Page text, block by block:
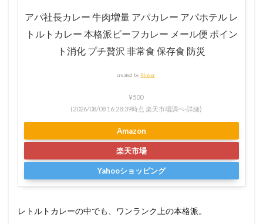
アパ社長カレー 牛肉増量 アパカレー アパホテル レ
トルトカレー 本格派ビーフカレー メール便 ポイン
ト消化 プチ贅沢 非常食 保存食 防災
created by Rinker
¥500
(2026/08/08 16:28:39時点 楽天市場調べ-詳細)
Amazon
楽天市場
Yahooショッピング
レトルトカレーの中でも、ワンランク上の本格派。